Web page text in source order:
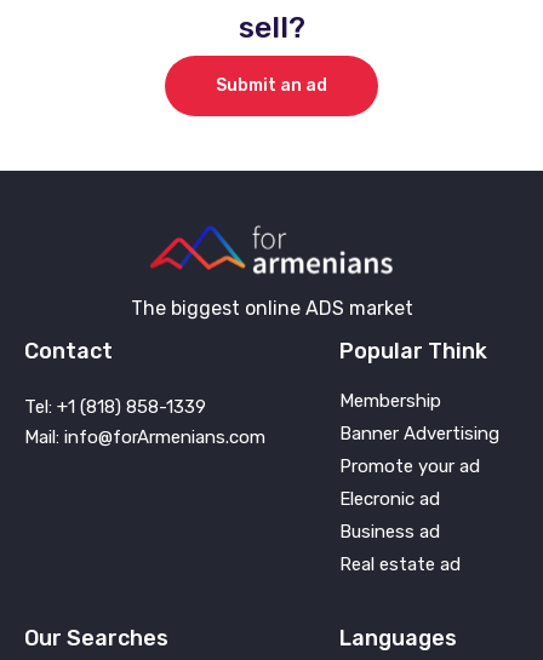
sell?
Submit an ad
The biggest online ADS market
Contact
Tel: +1 (818) 858-1339
Mail: info@forArmenians.com
Popular Think
Membership
Banner Advertising
Promote your ad
Elecronic ad
Business ad
Real estate ad
Our Searches Languages